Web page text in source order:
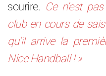
sourire. Ce n’est
club en cours de
qu’il arrive la
Nice Handball ! »